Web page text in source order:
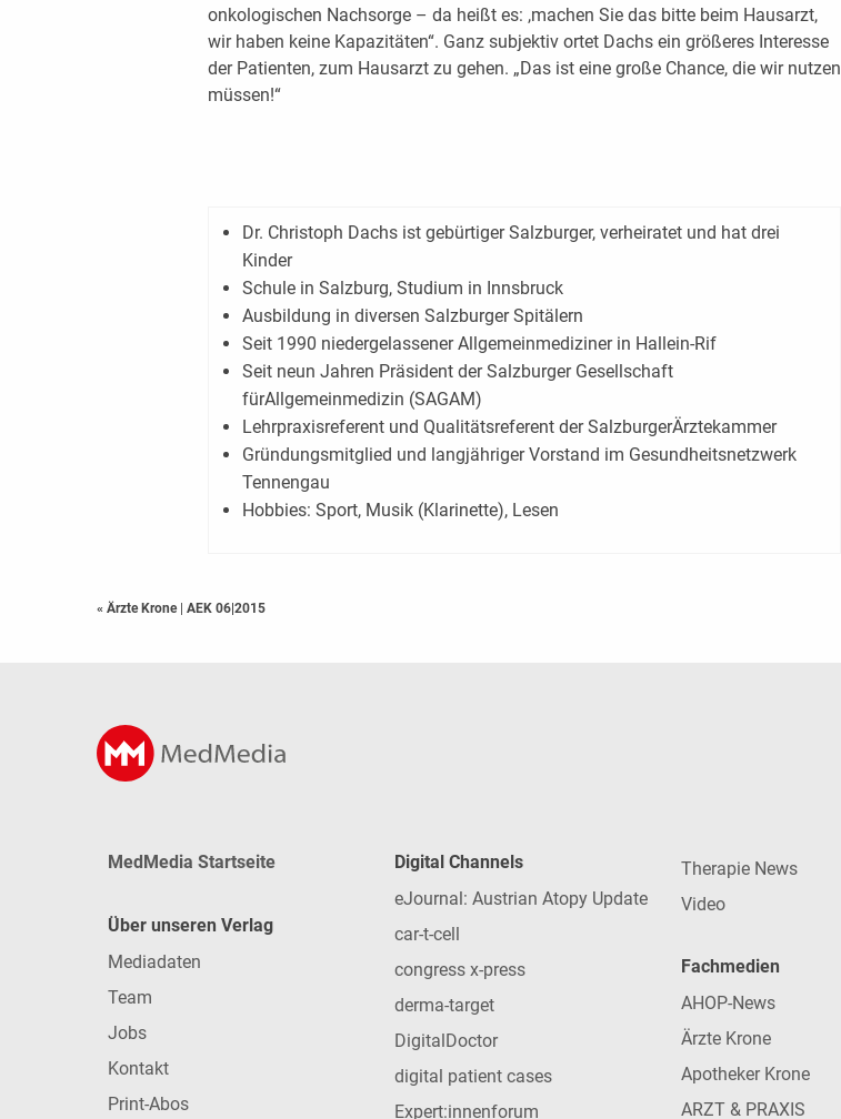
onkologischen Nachsorge – da heißt es: ,machen Sie das bitte beim Hausarzt,
wir haben keine Kapazitäten“. Ganz subjektiv ortet Dachs ein größeres Interesse
der Patienten, zum Hausarzt zu gehen. „Das ist eine große Chance, die wir nutzen
müssen!“
Dr. Christoph Dachs ist gebürtiger Salzburger, verheiratet und hat drei
Kinder
Schule in Salzburg, Studium in Innsbruck
Ausbildung in diversen Salzburger Spitälern
Seit 1990 niedergelassener Allgemeinmediziner in Hallein-Rif
Seit neun Jahren Präsident der Salzburger Gesellschaft
fürAllgemeinmedizin (SAGAM)
Lehrpraxisreferent und Qualitätsreferent der SalzburgerÄrztekammer
Gründungsmitglied und langjähriger Vorstand im Gesundheitsnetzwerk
Tennengau
Hobbies: Sport, Musik (Klarinette), Lesen
« Ärzte Krone | AEK 06|2015
MedMedia Startseite
Über unseren Verlag
Mediadaten
Team
Jobs
Kontakt
Print-Abos
Digital Channels
eJournal: Austrian Atopy Update
car-t-cell
congress x-press
derma-target
DigitalDoctor
digital patient cases
Expert:innenforum
Therapie News
Video
Fachmedien
AHOP-News
Ärzte Krone
Apotheker Krone
ARZT & PRAXIS